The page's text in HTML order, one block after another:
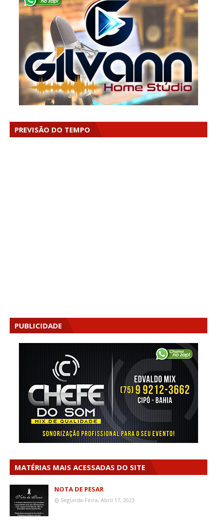
PREVISÃO DO TEMPO
PUBLICIDADE
MATÉRIAS MAIS ACESSADAS DO SITE
NOTA DE PESAR
Segunda-Feira, Abril 17, 2023